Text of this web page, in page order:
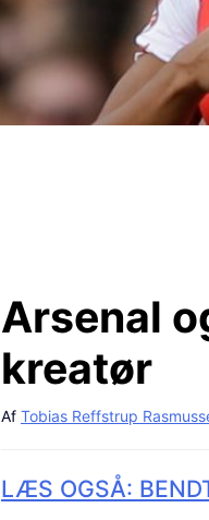
Arsenal
kreatør
Af Tobias Reffstrup
LÆS OGSÅ: